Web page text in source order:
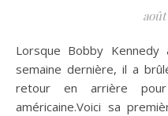
août
Lorsque Bobby Kennedy a approuvé Donald Trump la
semaine dernière, il a
retour en arrière
américaine.Voici sa